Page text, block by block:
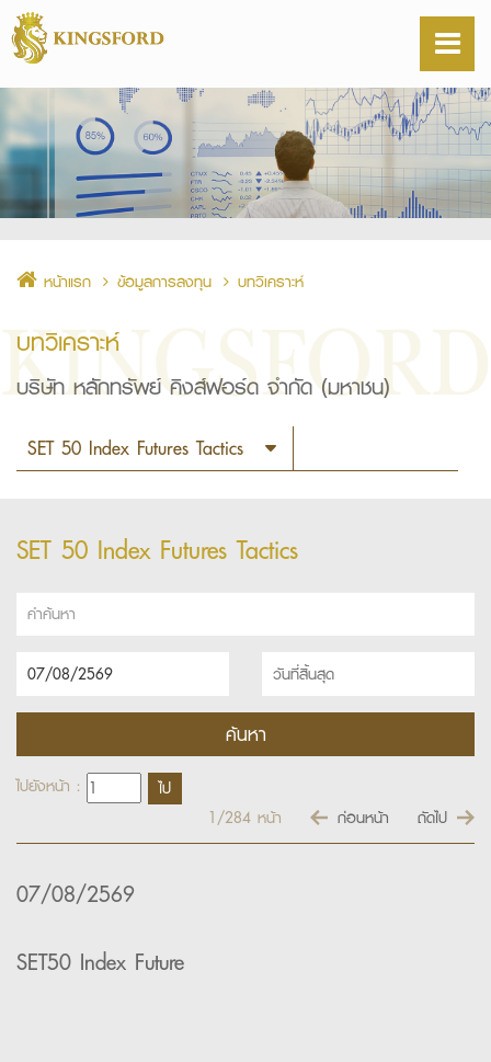
หน้าแรก ข้อมูลการลงทุน บทวิเคราะห์
บทวิเคราะห์
บริษัท หลักทรัพย์ คิงส์ฟอร์ด จำกัด (มหาชน)
SET 50 Index Futures Tactics
ไปยังหน้า :
1/284 หน้า ก่อนหน้า ถัดไป
07/08/2569
SET50 Index Future